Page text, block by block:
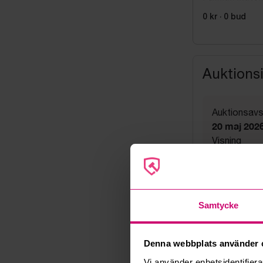
Samtycke
Denna webbplats använder
0 kr · 0 bud
20 maj
Visning
Leksand
Export
Not allowed